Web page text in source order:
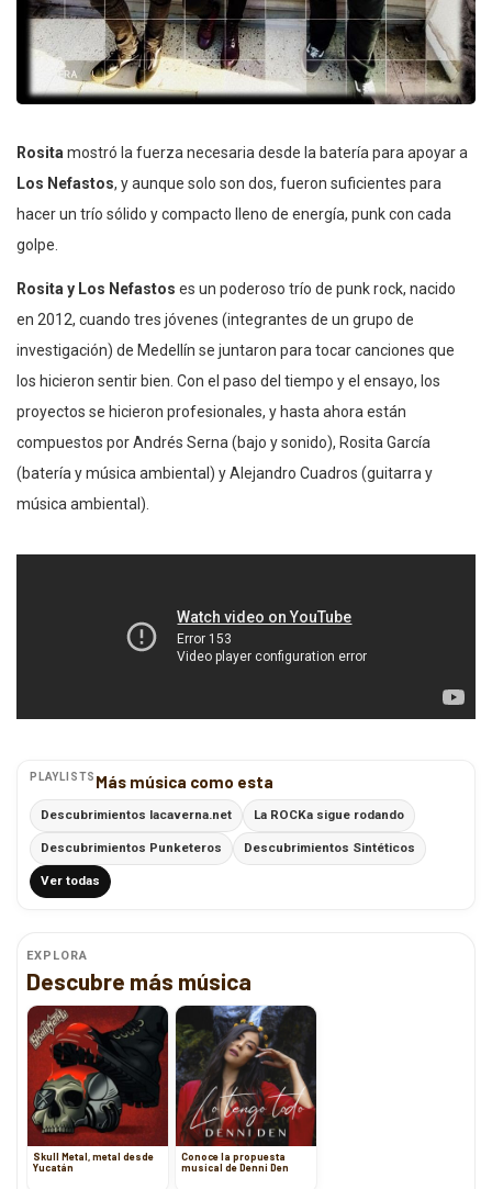
Rosita mostró la fuerza necesaria desde la batería para apoyar a
Los Nefastos, y aunque solo son dos, fueron suficientes para
hacer un trío sólido y compacto lleno de energía, punk con cada
golpe.
Rosita y Los Nefastos es un poderoso trío de punk rock, nacido
en 2012, cuando tres jóvenes (integrantes de un grupo de
investigación) de Medellín se juntaron para tocar canciones que
los hicieron sentir bien. Con el paso del tiempo y el ensayo, los
proyectos se hicieron profesionales, y hasta ahora están
compuestos por Andrés Serna (bajo y sonido), Rosita García
(batería y música ambiental) y Alejandro Cuadros (guitarra y
música ambiental).
PLAYLISTS Más música como esta
Descubrimientos lacaverna.net La ROCKa sigue rodando
Descubrimientos Punketeros Descubrimientos Sintéticos
Ver todas
EXPLORA
Descubre más música
Skull Metal, metal desde
Yucatán
Conoce la propuesta
musical de Denni Den